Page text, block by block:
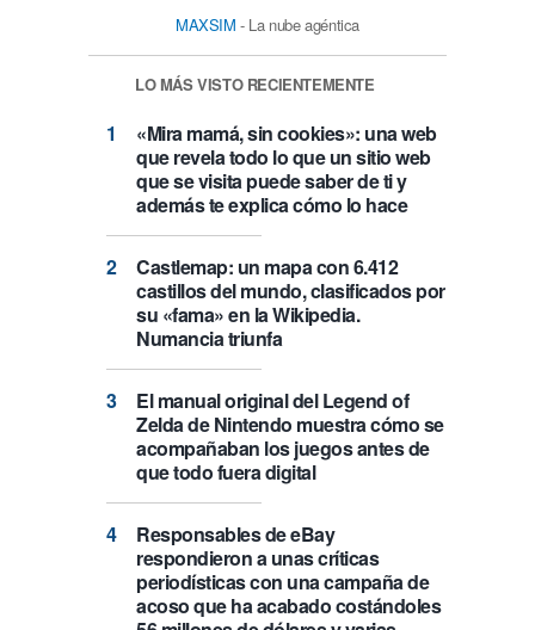
MAXSIM - La nube agéntica
LO MÁS VISTO RECIENTEMENTE
«Mira mamá, sin cookies»: una web
que revela todo lo que un sitio web
que se visita puede saber de ti y
además te explica cómo lo hace
Castlemap: un mapa con 6.412
castillos del mundo, clasificados por
su «fama» en la Wikipedia.
Numancia triunfa
El manual original del Legend of
Zelda de Nintendo muestra cómo se
acompañaban los juegos antes de
que todo fuera digital
Responsables de eBay
respondieron a unas críticas
periodísticas con una campaña de
acoso que ha acabado costándoles